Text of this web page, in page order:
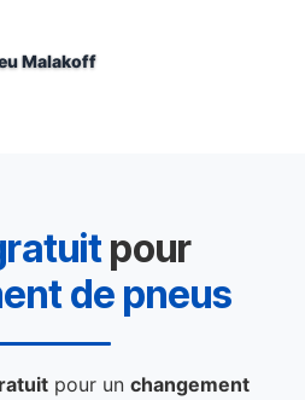
Malakoff
pour
de pneus
pour unchangement